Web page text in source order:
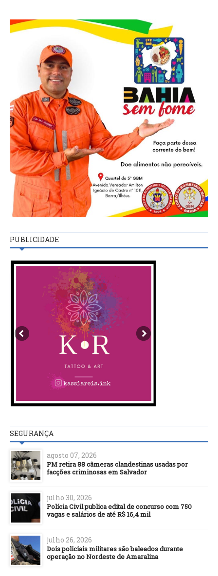
PUBLICIDADE
SEGURANÇA
agosto 07, 2026
PM retira 88 câmeras clandestinas usadas por
facções criminosas em Salvador
julho 30, 2026
Polícia Civil publica edital de concurso com 750
vagas e salários de até R$ 16,4 mil
julho 26, 2026
Dois policiais militares são baleados durante
operação no Nordeste de Amaralina